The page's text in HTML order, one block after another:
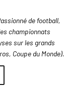
de football,
championnats
sur les grands
Coupe du Monde).